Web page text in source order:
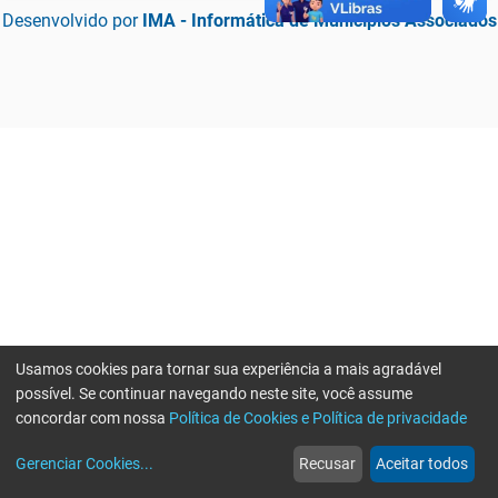
Desenvolvido por IMA - Informática de Municípios Associados
web
Notícias
more_horiz
Mais
Usamos cookies para tornar sua experiência a mais agradável
possível. Se continuar navegando neste site, você assume
concordar com nossa Política de Cookies e Política de privacidade
Gerenciar Cookies... Recusar Aceitar todos
Erro ao enviar informações, por favor tente novamente